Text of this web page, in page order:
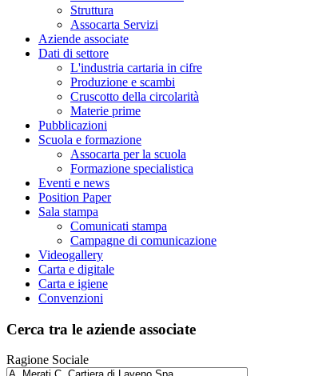
Struttura
Assocarta Servizi
Aziende associate
Dati di settore
L'industria cartaria in cifre
Produzione e scambi
Cruscotto della circolarità
Materie prime
Pubblicazioni
Scuola e formazione
Assocarta per la scuola
Formazione specialistica
Eventi e news
Position Paper
Sala stampa
Comunicati stampa
Campagne di comunicazione
Videogallery
Carta e digitale
Carta e igiene
Convenzioni
Cerca tra le aziende associate
Ragione Sociale